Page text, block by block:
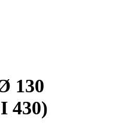
130
430)